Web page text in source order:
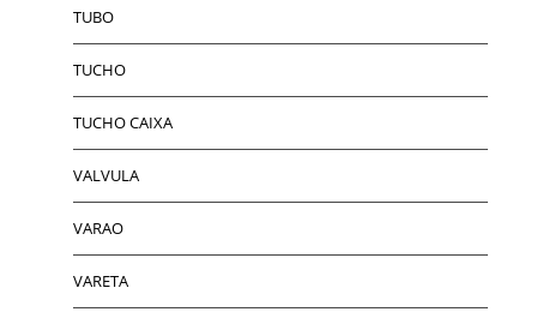
TUBO
TUCHO
TUCHO CAIXA
VALVULA
VARAO
VARETA